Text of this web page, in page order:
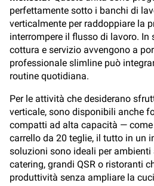
perfettamente sotto i banchi di
verticalmente per raddoppiare la
interrompere il flusso di lavoro. In
cottura e servizio avvengono a
professionale slimline può
routine quotidiana.
Per le attività che desiderano
verticale, sono disponibili anche
compatti ad alta capacità —
carrello da 20 teglie, il tutto in un
soluzioni sono ideali per
catering, grandi QSR o ristoranti
produttività senza ampliare la